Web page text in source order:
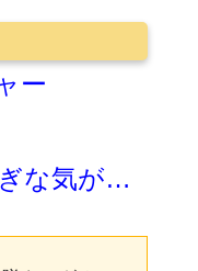
ー
な気が…